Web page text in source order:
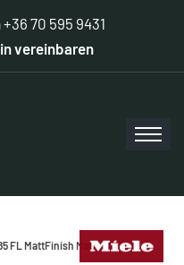
+36 70 595 9431
vereinbaren
FL MattFinish Mattschwarz